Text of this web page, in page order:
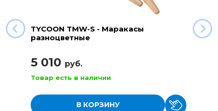
TYCOON TMW-S - Маракасы
разноцветные
5 010 руб.
Товар есть в наличии
В КОРЗИНУ